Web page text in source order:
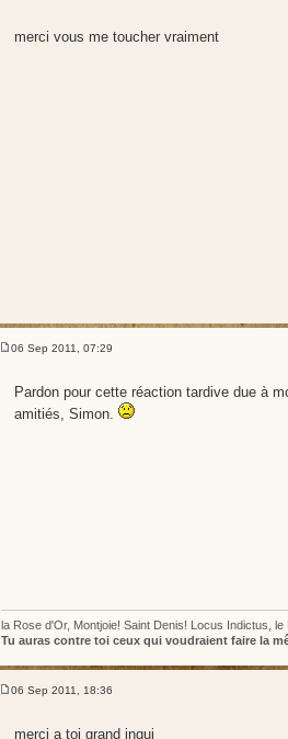
merci vous me toucher vraiment
06 Sep 2011, 07:29
Pardon pour cette réaction tardive due à
amitiés, Simon.
la Rose d'Or, Montjoie! Saint Denis! Locus Indictus,
Tu auras contre toi ceux qui voudraient faire la
06 Sep 2011, 18:36
merci a toi grand inqui